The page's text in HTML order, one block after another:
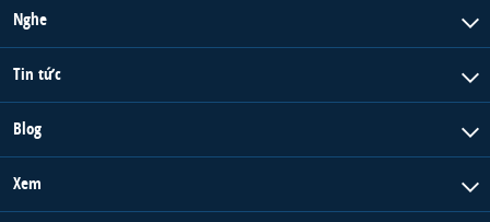
Nghe
Tin tức
Blog
Xem